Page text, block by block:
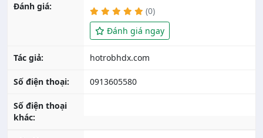
Đánh giá:
(0)
Đánh giá ngay
Tác giả:
Số điện thoại: 0913605580
Số điện thoại
khác: